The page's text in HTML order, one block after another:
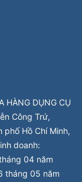
HÀNG DỤNG CỤ
Công Trứ,
phố Hồ Chí Minh,
doanh:
04 năm
tháng 05 năm